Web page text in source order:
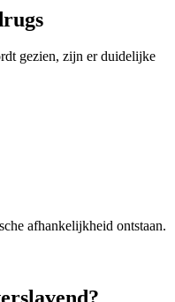
gezien, zijn er duidelijke
afhankelijkheid ontstaan.